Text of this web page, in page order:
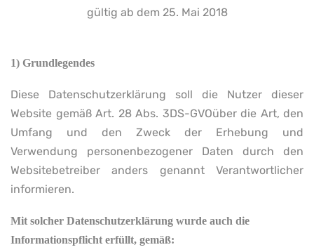
gültig ab dem 25. Mai 2018
1) Grundlegendes
Diese Datenschutzerklärung soll die Nutzer dieser
Website gemäß Art. 28 Abs. 3DS-GVOüber die Art, den
Umfang und den Zweck der Erhebung und
Verwendung personenbezogener Daten durch den
Websitebetreiber anders genannt Verantwortlicher
informieren.
Mit solcher Datenschutzerklärung wurde auch die
Informationspflicht erfüllt, gemäß: